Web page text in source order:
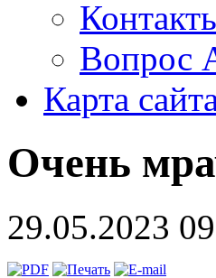
Вопрос
Карта
Очень
29.05.2023